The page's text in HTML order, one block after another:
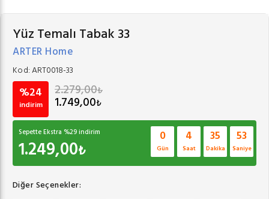
Yüz Temalı Tabak 33
ARTER Home
Kod:ART0018-33
%24
indirim
2.279,00₺
1.749,00₺
Sepette Ekstra %29indirim
1.249,00₺
0
Gün
4
Saat
35
Dakika
53
Saniye
Diğer Seçenekler: